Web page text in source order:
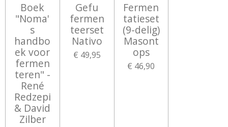
Boek
"Noma'
s
handbo
ek voor
fermen
teren" -
René
Redzepi
& David
Zilber
Gefu
fermen
teerset
Nativo
€ 49,95
Fermen
tatieset
(9-delig)
Masont
ops
€ 46,90